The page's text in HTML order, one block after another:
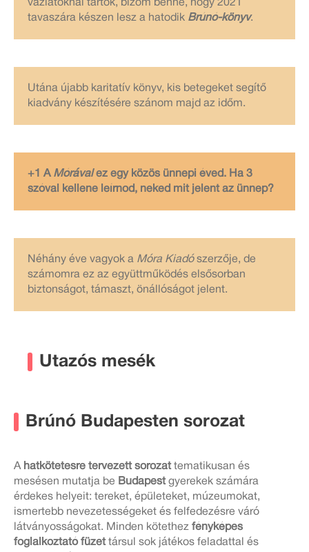
vázlatoknál tartok, bízom benne, hogy 2021
tavaszára készen lesz a hatodik Brúnó-könyv.
Utána újabb karitatív könyv, kis betegeket segítő
kiadvány készítésére szánom majd az időm.
+1 A Mórávalez egy közös ünnepi éved. Ha 3
szóval kellene leírnod, neked mit jelent az ünnep?
Néhány éve vagyok a Móra Kiadószerzője, de
számomra ez az együttműködés elsősorban
biztonságot, támaszt, önállóságot jelent.
Utazós mesék
Brúnó Budapesten sorozat
A hatkötetesre tervezett sorozattematikusan és
mesésen mutatja be Budapest gyerekek számára
érdekes helyeit: tereket, épületeket, múzeumokat,
ismertebb nevezetességeket és felfedezésre váró
látványosságokat. Minden kötethez fényképes
foglalkoztató füzet társul sok játékos feladattal és